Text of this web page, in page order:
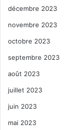
décembre 2023
novembre 2023
octobre 2023
septembre 2023
août 2023
juillet 2023
juin 2023
mai 2023